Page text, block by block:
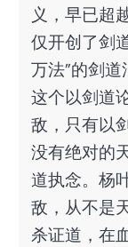
义，早已超
仅开创了剑
万法”的剑
这个以剑道
敌，只有以
没有绝对的
道执念。杨
敌，从不是
杀证道，在